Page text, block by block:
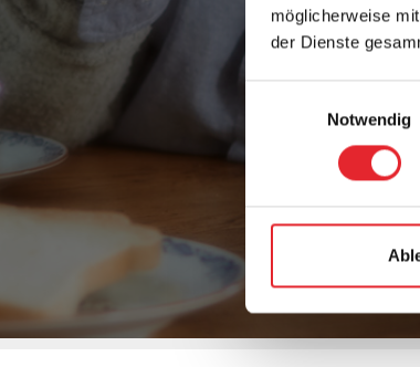
möglicherweise
der Dienste
Notwendig